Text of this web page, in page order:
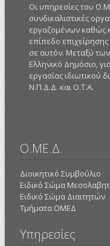
Οι υπηρεσίες του
συνδικαλιστικές
εργαζομένων καθώς
επίπεδο
σε αυτόν. Μεταξύ
Ελληνικό Δημόσιο,
εργασίας ιδιωτικού
Ν.Π.Δ.Δ. και Ο.Τ.Α.
Ο.ΜΕ.Δ.
Διοικητικό Συμβούλιο
Ειδικό Σώμα
Ειδικό Σώμα Διαιτητών
Τμήματα ΟΜΕΔ
Υπηρεσίες